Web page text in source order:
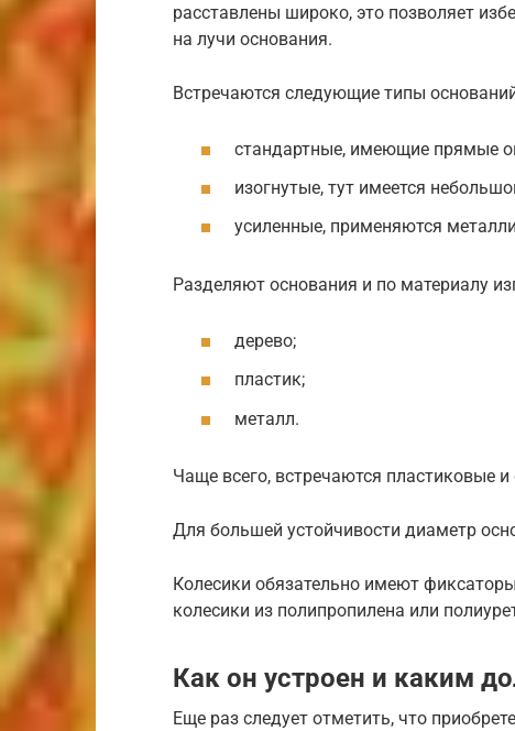
расставлены широко, это позволяет
на лучи основания.
Встречаются следующие типы
стандартные, имеющие прямые
изогнутые, тут имеется
усиленные, применяются
Разделяют основания и по материалу
дерево;
пластик;
металл.
Чаще всего, встречаются пластиковые
Для большей устойчивости диаметр
Колесики обязательно имеют
колесики из полипропилена или
Как он устроен и каким
Еще раз следует отметить, что